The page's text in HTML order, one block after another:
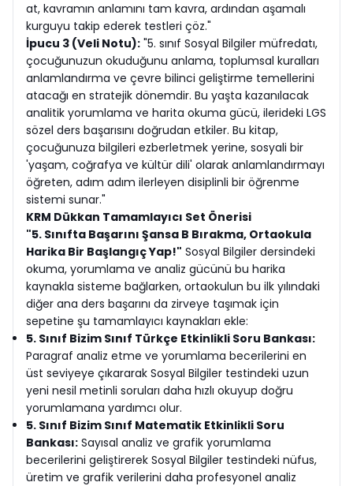
at, kavramın anlamını tam kavra, ardından aşamalı
kurguyu takip ederek testleri çöz."
İpucu 3 (Veli Notu): "5. sınıf Sosyal Bilgiler müfredatı,
çocuğunuzun okuduğunu anlama, toplumsal kuralları
anlamlandırma ve çevre bilinci geliştirme temellerini
atacağı en stratejik dönemdir. Bu yaşta kazanılacak
analitik yorumlama ve harita okuma gücü, ilerideki LGS
sözel ders başarısını doğrudan etkiler. Bu kitap,
çocuğunuza bilgileri ezberletmek yerine, sosyali bir
'yaşam, coğrafya ve kültür dili' olarak anlamlandırmayı
öğreten, adım adım ilerleyen disiplinli bir öğrenme
sistemi sunar."
KRM Dükkan Tamamlayıcı Set Önerisi
"5. Sınıfta Başarını Şansa B Bırakma, Ortaokula
Harika Bir Başlangıç Yap!" Sosyal Bilgiler dersindeki
okuma, yorumlama ve analiz gücünü bu harika
kaynakla sisteme bağlarken, ortaokulun bu ilk yılındaki
diğer ana ders başarını da zirveye taşımak için
sepetine şu tamamlayıcı kaynakları ekle:
5. Sınıf Bizim Sınıf Türkçe Etkinlikli Soru Bankası:
Paragraf analiz etme ve yorumlama becerilerini en
üst seviyeye çıkararak Sosyal Bilgiler testindeki uzun
yeni nesil metinli soruları daha hızlı okuyup doğru
yorumlamana yardımcı olur.
5. Sınıf Bizim Sınıf Matematik Etkinlikli Soru
Bankası: Sayısal analiz ve grafik yorumlama
becerilerini geliştirerek Sosyal Bilgiler testindeki nüfus,
üretim ve grafik verilerini daha profesyonel analiz